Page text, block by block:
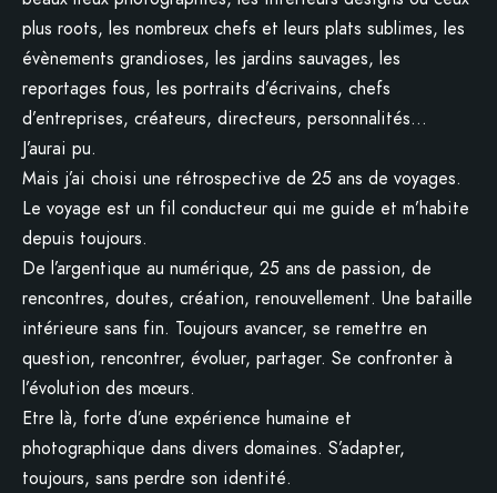
plus roots, les nombreux chefs et leurs plats sublimes, les
évènements grandioses, les jardins sauvages, les
reportages fous, les portraits d’écrivains, chefs
d’entreprises, créateurs, directeurs, personnalités…
J’aurai pu.
Mais j’ai choisi une rétrospective de 25 ans de voyages.
Le voyage est un fil conducteur qui me guide et m’habite
depuis toujours.
De l’argentique au numérique, 25 ans de passion, de
rencontres, doutes, création, renouvellement. Une bataille
intérieure sans fin. Toujours avancer, se remettre en
question, rencontrer, évoluer, partager. Se confronter à
l’évolution des mœurs.
Etre là, forte d’une expérience humaine et
photographique dans divers domaines. S’adapter,
toujours, sans perdre son identité.